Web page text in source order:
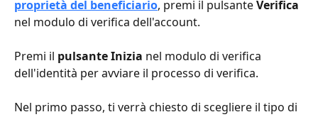
proprietà del beneficiario, premi il pulsante Verifica
nel modulo di verifica dell'account.
Premi il pulsante Inizia nel modulo di verifica
dell'identità per avviare il processo di verifica.
Nel primo passo, ti verrà chiesto di scegliere il tipo di